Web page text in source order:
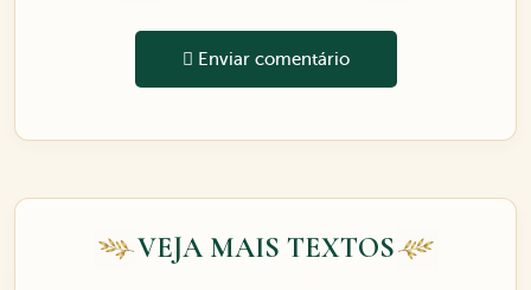
Enviar comentário
VEJA MAIS TEXTOS